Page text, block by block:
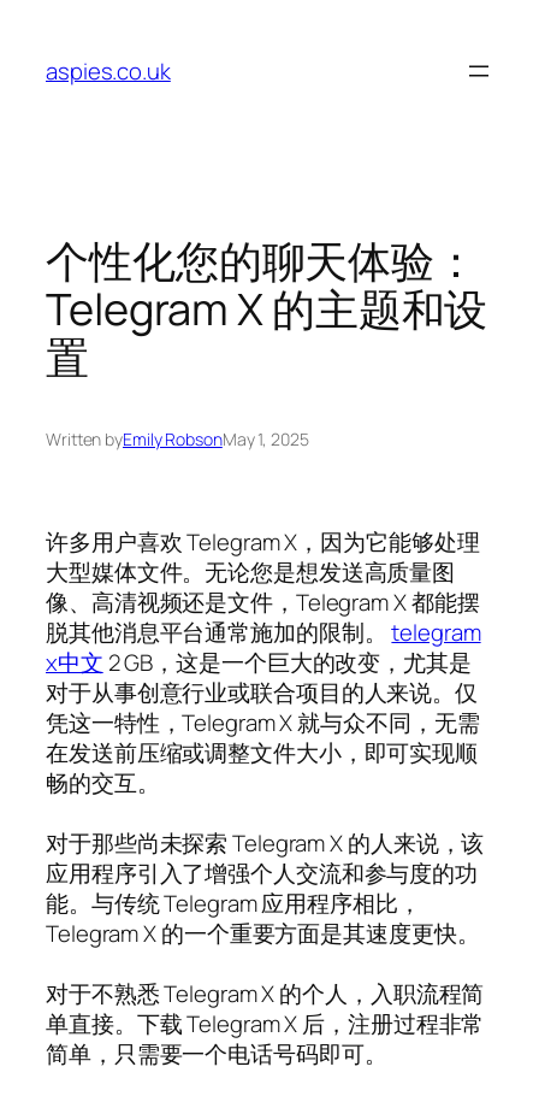
content
aspies.co.uk
个性化您的聊天体验：
Telegram X 的主题和设
置
Written byEmily RobsonMay 1, 2025
许多用户喜欢 Telegram X，因为它能够处理
大型媒体文件。无论您是想发送高质量图
像、高清视频还是文件，Telegram X 都能摆
脱其他消息平台通常施加的限制。telegram
x中文 2 GB，这是一个巨大的改变，尤其是
对于从事创意行业或联合项目的人来说。仅
凭这一特性，Telegram X 就与众不同，无需
在发送前压缩或调整文件大小，即可实现顺
畅的交互。
对于那些尚未探索 Telegram X 的人来说，该
应用程序引入了增强个人交流和参与度的功
能。与传统 Telegram 应用程序相比，
Telegram X 的一个重要方面是其速度更快。
对于不熟悉 Telegram X 的个人，入职流程简
单直接。下载 Telegram X 后，注册过程非常
简单，只需要一个电话号码即可。